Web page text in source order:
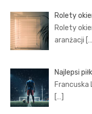
Rolety
Rolety
aranżacji
Najlepsi
Francuska
[…]